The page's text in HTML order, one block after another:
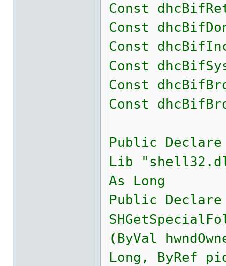
Const
Const
Const
Const
Const
Const
Public Declare
Lib
As Long
Public
(ByVal
Long, ByRef